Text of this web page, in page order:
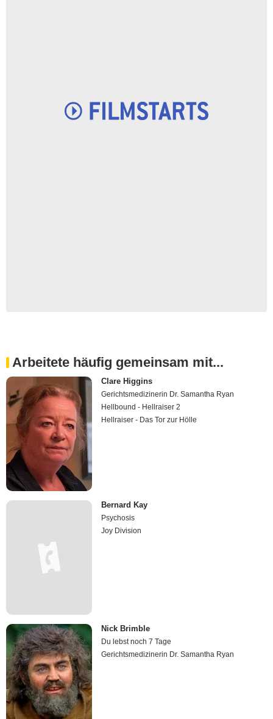
Arbeitete häufig gemeinsam mit...
Clare Higgins
Gerichtsmedizinerin Dr. Samantha Ryan
Hellbound - Hellraiser 2
Hellraiser - Das Tor zur Hölle
Bernard Kay
Psychosis
Joy Division
Nick Brimble
Du lebst noch 7 Tage
Gerichtsmedizinerin Dr. Samantha Ryan